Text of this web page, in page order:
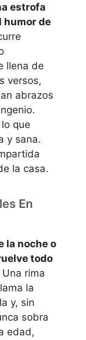
estrofa
humor de
llena de
versos,
abrazos
que
y sana.
la casa.
En
la noche o
todo
rima
la
y, sin
sobra
edad,